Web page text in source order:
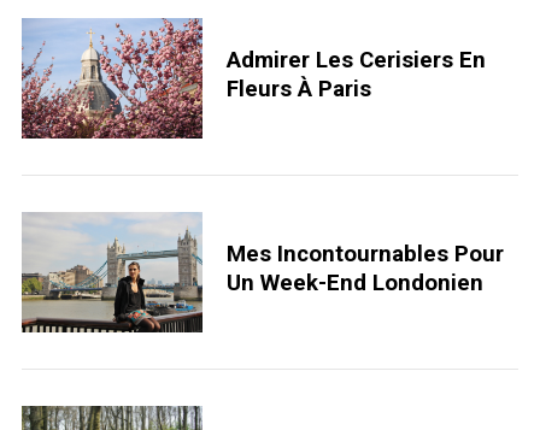
Admirer Les Cerisiers En
Fleurs À Paris
Mes Incontournables Pour
Un Week-End Londonien